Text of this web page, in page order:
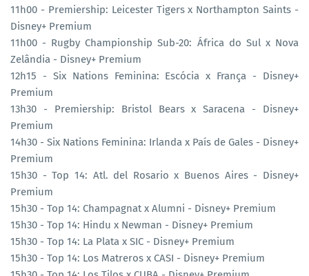
11h00 - Premiership: Leicester Tigers x Northampton Saints -
Disney+ Premium
11h00 - Rugby Championship Sub-20: África do Sul x Nova
Zelândia - Disney+ Premium
12h15 - Six Nations Feminina: Escócia x França - Disney+
Premium
13h30 - Premiership: Bristol Bears x Saracena - Disney+
Premium
14h30 - Six Nations Feminina: Irlanda x País de Gales - Disney+
Premium
15h30 - Top 14: Atl. del Rosario x Buenos Aires - Disney+
Premium
15h30 - Top 14: Champagnat x Alumni - Disney+ Premium
15h30 - Top 14: Hindu x Newman - Disney+ Premium
15h30 - Top 14: La Plata x SIC - Disney+ Premium
15h30 - Top 14: Los Matreros x CASI - Disney+ Premium